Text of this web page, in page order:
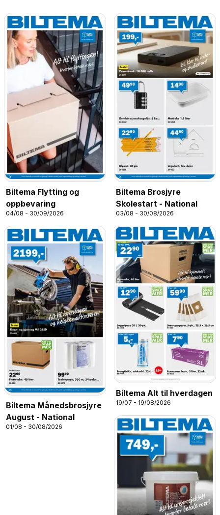
Biltema Flytting og
oppbevaring
04/08 - 30/09/2026
Biltema Brosjyre
Skolestart - National
03/08 - 30/08/2026
Biltema Månedsbrosjyre
August - National
01/08 - 30/08/2026
Biltema Alt til hverdagen
19/07 - 19/08/2026